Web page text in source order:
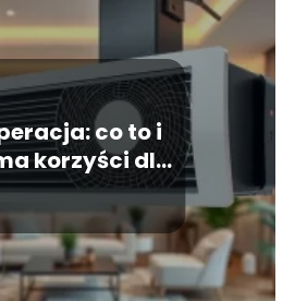
co to i
korzyści dla
domu?